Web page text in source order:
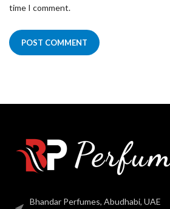
time I comment.
Bhandar Perfumes, Abudhabi, UAE